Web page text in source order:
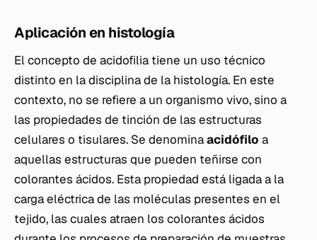
Aplicación en histología
El concepto de acidofilia tiene un uso técnico
distinto en la disciplina de la histología. En este
contexto, no se refiere a un organismo vivo, sino a
las propiedades de tinción de las estructuras
celulares o tisulares. Se denominaacidófilo a
aquellas estructuras que pueden teñirse con
colorantes ácidos. Esta propiedad está ligada a la
carga eléctrica de las moléculas presentes en el
tejido, las cuales atraen los colorantes ácidos